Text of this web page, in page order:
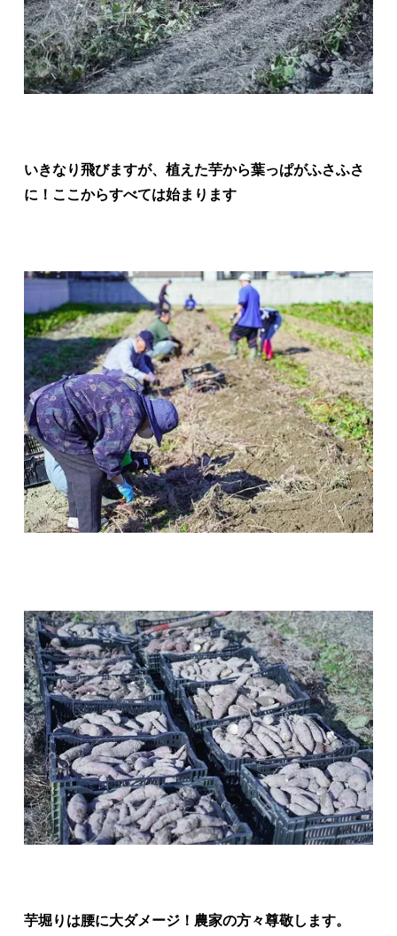
いきなり飛びますが、植えた芋から葉っぱがふさふさ
に！ここからすべては始まります
芋堀りは腰に大ダメージ！農家の方々尊敬します。